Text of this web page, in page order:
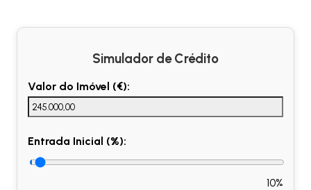
Simulador de Crédito
Valor do Imóvel (€):
Entrada Inicial (%):
10%